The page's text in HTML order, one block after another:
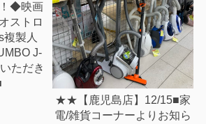
◆映画
ストロ
複製人
J‐
ただき
★★【鹿児島店】12/15■家
電/雑貨コーナーよりお知ら